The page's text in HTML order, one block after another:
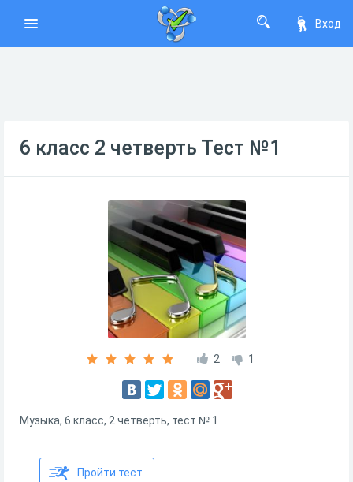
Вход
6 класс 2 четверть Тест №1
2 1
Музыка, 6 класс, 2 четверть, тест № 1
Пройти тест